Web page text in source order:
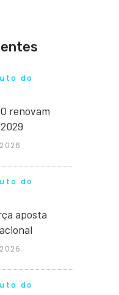
do
renovam
do
aposta
do